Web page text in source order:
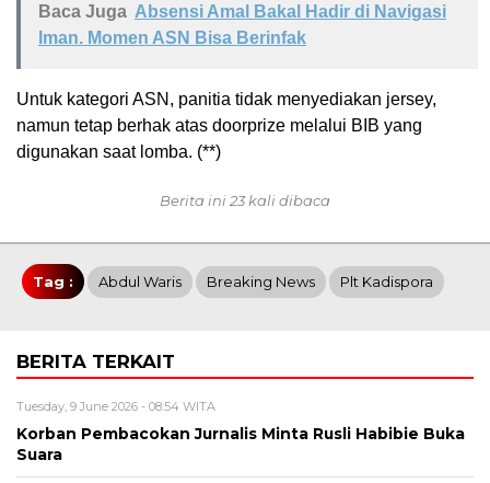
Baca Juga Absensi Amal Bakal Hadir di Navigasi
Iman. Momen ASN Bisa Berinfak
Untuk kategori ASN, panitia tidak menyediakan jersey,
namun tetap berhak atas doorprize melalui BIB yang
digunakan saat lomba. (**)
Berita ini 23 kali dibaca
Tag : Abdul Waris Breaking News Plt Kadispora
BERITA TERKAIT
Tuesday, 9 June 2026 - 08:54 WITA
Korban Pembacokan Jurnalis Minta Rusli Habibie Buka
Suara